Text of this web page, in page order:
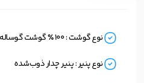
نوع گوشت : ۱۰۰٪ گوشت گوساله
نوع پنیر : پنیر چدار ذوب‌شده